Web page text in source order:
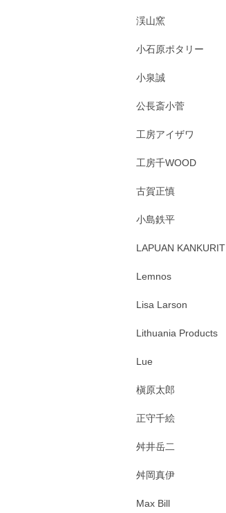
渓山窯
小石原ポタリー
小泉誠
公長斎小菅
工房アイザワ
工房千WOOD
古賀正慎
小島鉄平
LAPUAN KANKURIT
Lemnos
Lisa Larson
Lithuania Products
Lue
槇原太郎
正守千絵
舛井岳二
舛岡真伊
Max Bill